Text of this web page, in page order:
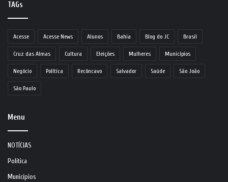
TAGs
Acesse Acesse News Alunos Bahia Blog do JC Brasil
Cruz das Almas Cultura Eleições Mulheres Municípios
Negócio Política Recôncavo Salvador Saúde São João
São Paulo
Menu
NOTÍCIAS
Política
Municípios